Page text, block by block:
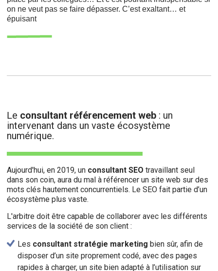
on ne veut pas se faire dépasser. C’est exaltant… et
épuisant
Le consultant référencement web : un
intervenant dans un vaste écosystème
numérique.
Aujourd'hui, en 2019, un consultant SEOtravaillant seul
dans son coin, aura du mal à référencer un site web sur des
mots clés hautement concurrentiels. Le SEO fait partie d’un
écosystème plus vaste.
L'arbitre doit être capable de collaborer avec les différents
services de la société de son client :
Les consultant stratégie marketing bien sûr, afin de
disposer d’un site proprement codé, avec des pages
rapides à charger, un site bien adapté à l’utilisation sur